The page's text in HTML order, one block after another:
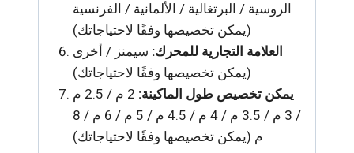
الروسية / البرتغالية / الألمانية / الفرنسية
(يمكن تخصيصها وفقًا لاحتياجاتك)
العلامة التجارية للمحرك: سيمنز / أخرى
(يمكن تخصيصها وفقًا لاحتياجاتك)
يمكن تخصيص طول الماكينة:
2 م / 2.5 م
/ 3 م / 3.5 م / 4 م / 4.5 م / 5 م / 6 م / 8
م (يمكن تخصيصها وفقًا لاحتياجاتك)